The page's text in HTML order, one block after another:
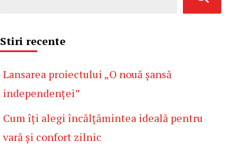
Stiri recente
Lansarea proiectului „O nouă șansă
independenței”
Cum îți alegi încălțămintea ideală pentru
vară și confort zilnic